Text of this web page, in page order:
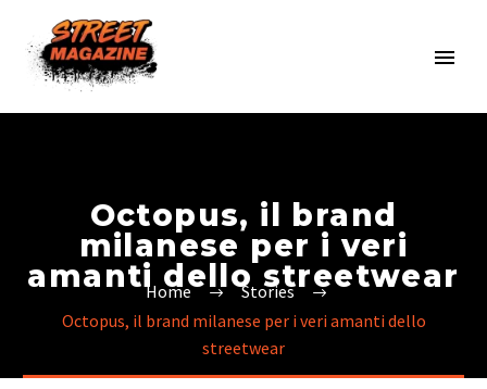
Octopus, il brand
milanese per i veri
amanti dello streetwear
Home
Stories
Octopus, il brand milanese per i veri amanti dello
streetwear